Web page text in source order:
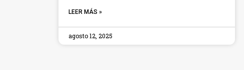
LEER MÁS »
agosto 12, 2025